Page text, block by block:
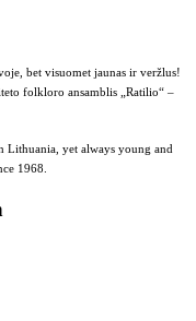
bet visuomet jaunas ir veržlus!
folkloro ansamblis „Ratilio“ –
Lithuania, yet always young and
1968.